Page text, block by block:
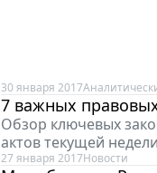
30 января 2017
7 важных
Обзор ключевых
актов текущей
27 января 2017Новости